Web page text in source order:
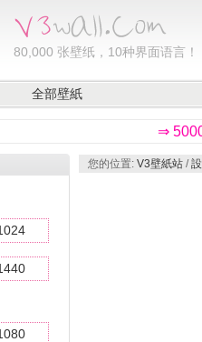
80,000 张壁纸，10种界面语言！
全部壁紙
⇒
您的位置: V3壁紙站 /